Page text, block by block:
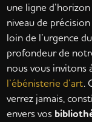
une ligne
niveau de
loin de l’urgence
profondeur de
nous vous invitons
l’ébénisterie d’art.
verrez jamais,
envers vos